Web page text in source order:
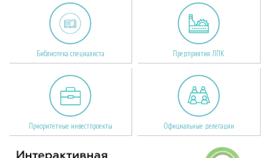
Библиотека специалиста Предприятия ЛПК
Приоритетные инвестпроекты Официальные делегации